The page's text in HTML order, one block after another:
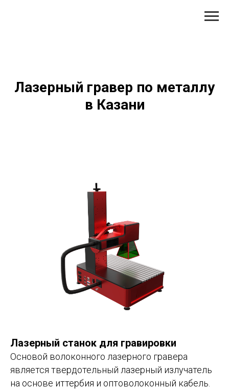
Лазерный гравер по металлу
в Казани
Лазерный станок для гравировки
Основой волоконного лазерного гравера
является твердотельный лазерный излучатель
на основе иттербия и оптоволоконный кабель.